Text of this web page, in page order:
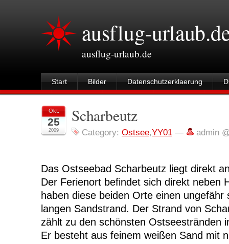
ausflug-
ausflug-urlaub.de
Start Bilder Datenschutzerklaerung
Okt.
25
2009
Scharbeutz
Category: Ostsee,YY01 — admin
Das Ostseebad Scharbeutz liegt direkt
Der Ferienort befindet sich direkt neben
haben diese beiden Orte einen ungefähr
langen Sandstrand. Der Strand von
zählt zu den schönsten Ostseestränden
Er besteht aus feinem weißen Sand mit